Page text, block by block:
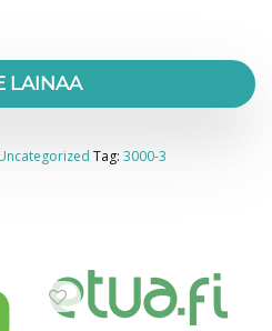
LAINAA
Tag: 3000-3